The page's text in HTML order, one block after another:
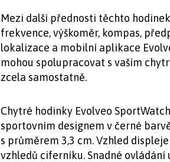
Mezi další přednosti těchto
frekvence, výškoměr, kompas,
lokalizace a mobilní aplikace
mohou spolupracovat s vaším
zcela samostatně.
Chytré hodinky Evolveo
sportovním designem v černé
s průměrem 3,3 cm. Vzhled
vzhledů ciferníku. Snadné